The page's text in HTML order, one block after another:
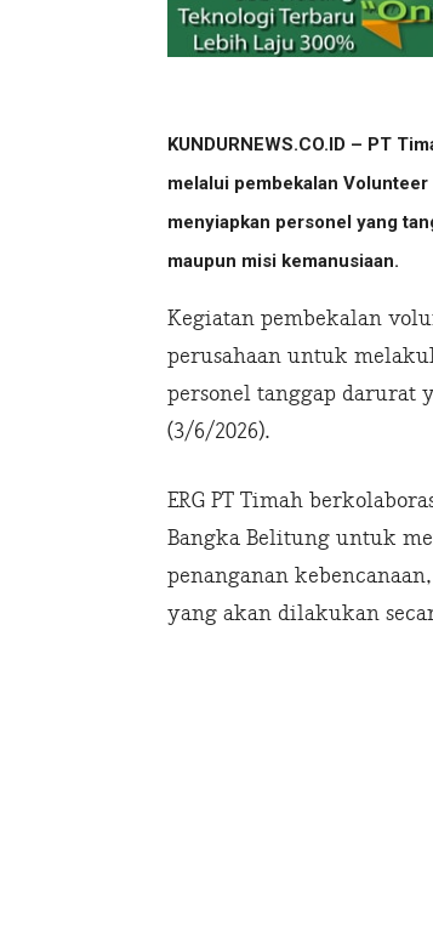
KUNDURNEWS.CO.ID – PT
melalui pembekalan
menyiapkan personel yang
maupun misi kemanusiaan.
Kegiatan pembekalan
perusahaan untuk
personel tanggap darurat
(3/6/2026).
ERG PT Timah
Bangka Belitung untuk
penanganan
yang akan dilakukan